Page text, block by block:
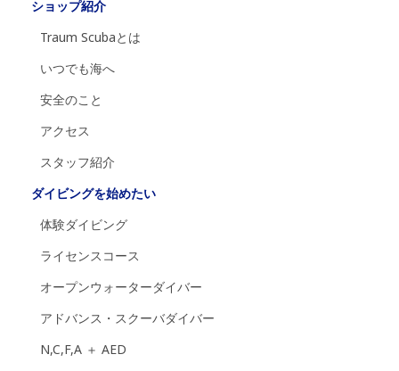
ショップ紹介
Traum Scubaとは
いつでも海へ
安全のこと
アクセス
スタッフ紹介
ダイビングを始めたい
体験ダイビング
ライセンスコース
オープンウォーターダイバー
アドバンス・スクーバダイバー
N,C,F,A ＋ AED